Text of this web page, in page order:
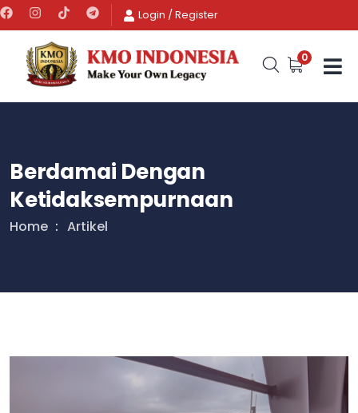
Login /Register
0
Berdamai Dengan
Ketidaksempurnaan
Home Artikel